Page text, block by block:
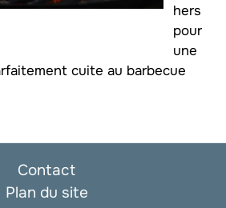
hers
pour
une
cuite au barbecue
Contact
Plan du site